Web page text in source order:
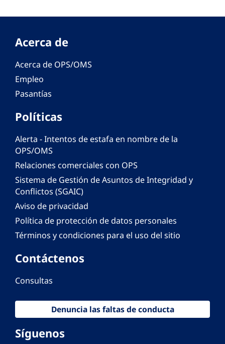
Acerca de
Acerca de OPS/OMS
Empleo
Pasantías
Políticas
Alerta - Intentos de estafa en nombre de la
OPS/OMS
Relaciones comerciales con OPS
Sistema de Gestión de Asuntos de Integridad y
Conflictos (SGAIC)
Aviso de privacidad
Política de protección de datos personales
Términos y condiciones para el uso del sitio
Contáctenos
Consultas
Denuncia las faltas de conducta
Síguenos